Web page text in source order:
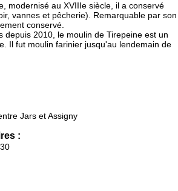
modernisé au XVIIIe siècle, il a conservé
vannes et pêcherie). Remarquable par son
conservé.
2010, le moulin de Tirepeine est un
Il fut moulin farinier jusqu'au lendemain de
Jars et Assigny
: